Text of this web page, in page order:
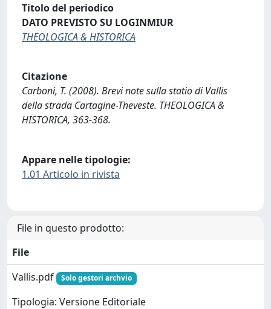
Titolo del periodico
DATO PREVISTO SU LOGINMIUR
THEOLOGICA & HISTORICA
Citazione
Carboni, T. (2008). Brevi note sulla statio di Vallis
della strada Cartagine-Theveste. THEOLOGICA &
HISTORICA, 363-368.
Appare nelle tipologie:
1.01 Articolo in rivista
File in questo prodotto:
File
Vallis.pdf
Solo gestori archvio
Tipologia: Versione Editoriale